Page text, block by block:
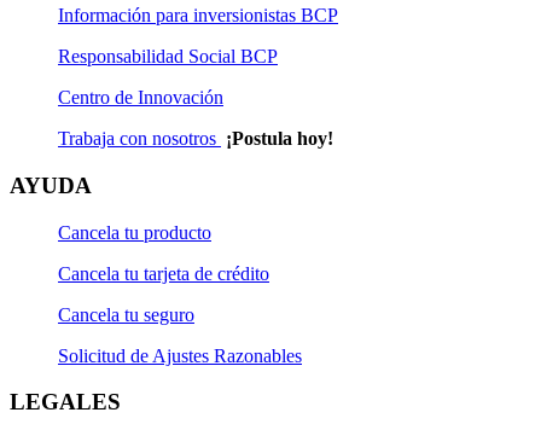
Información para inversionistas BCP
Responsabilidad Social BCP
Centro de Innovación
Trabaja con nosotros ¡Postula hoy!
AYUDA
Cancela tu producto
Cancela tu tarjeta de crédito
Cancela tu seguro
Solicitud de Ajustes Razonables
LEGALES